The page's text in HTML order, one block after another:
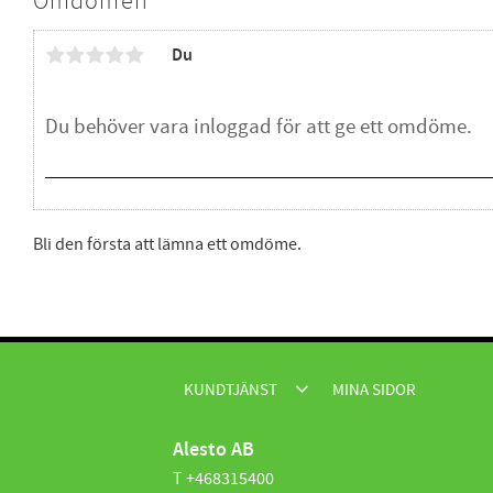
Du
Bli den första att lämna ett omdöme.
KUNDTJÄNST MINA SIDOR
Alesto AB
T +468315400